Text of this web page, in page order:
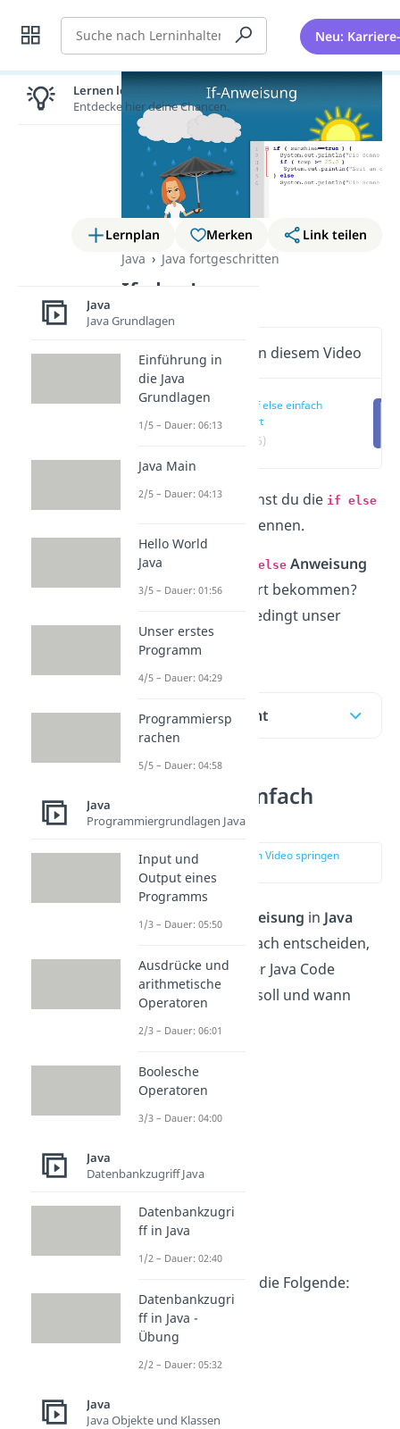
Suche Neu:
Lernplan Merken
Link teilen
Java
Java fortgeschritten
If else Java
Wichtige Inhalte in diesem Video
Java if else einfach
erklärt
(00:16)
In diesem Artikel lernst du die if else
kennen.
Du möchtest die
if elseAnweisung
Javaeinfach erklärt bekommen?
Dann schau dir unbedingt unser
Videodazu an!
Inhaltsübersicht
Java if else einfach
erklärt
zur Stelle im Video springen
Mit der if else Anweisung in Java
kannst du ganz einfach entscheiden,
wann ein bestimmter Java Code
ausgeführt werden soll und wann
if else
ist dabei die Folgende:
if(Bedingung){
    //Anweisungen1
}
Lernen lohnt sich!
Entdecke hier deine Chancen.
Java
Java Grundlagen
Einführung in
die Java
Grundlagen
1/5 – Dauer: 06:13
Java Main
2/5 – Dauer: 04:13
Hello World
Java
3/5 – Dauer: 01:56
Unser erstes
Programm
4/5 – Dauer: 04:29
Programmiersp
rachen
5/5 – Dauer: 04:58
Java
Programmiergrundlagen Java
Input und
Output eines
Programms
1/3 – Dauer: 05:50
Ausdrücke und
arithmetische
Operatoren
2/3 – Dauer: 06:01
Boolesche
Operatoren
3/3 – Dauer: 04:00
Java
Datenbankzugriff Java
Datenbankzugri
ff in Java
1/2 – Dauer: 02:40
Datenbankzugri
ff in Java -
Übung
2/2 – Dauer: 05:32
Java
Java Objekte und Klassen